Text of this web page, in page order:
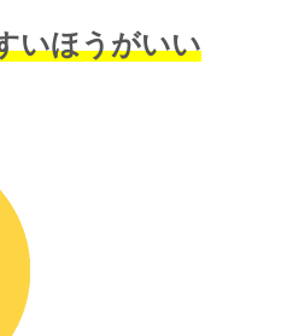
いほうがいい